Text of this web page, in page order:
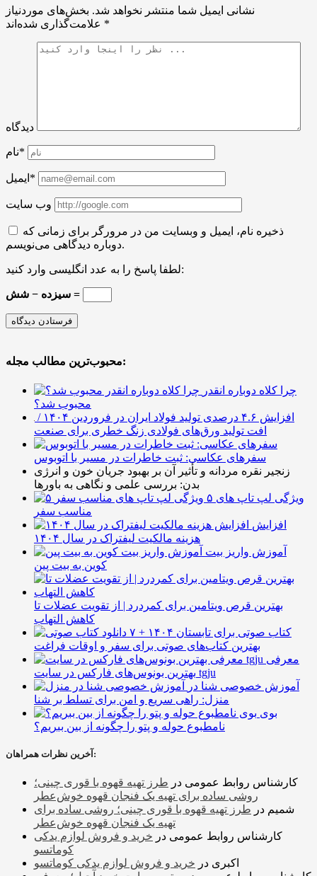
نشانی ایمیل شما منتشر نخواهد شد. بخش‌های موردنیاز
*
دیدگاه
نام*
ایمیل*
وب سایت
ذخیره نام، ایمیل و وبسایت من در مرورگر برای زمانی که
دوباره دیدگاهی می‌نویسم.
لطفا پاسخ را به عدد انگلیسی وارد کنید:
سیزده − شش =
محبوب‌ترین مطالب مجله:
چرا کلاه دوباره انقدر
محبوب شد؟
افزایش ۴.۶ درصدی تولید فولاد ایران در فروردین ۱۴۰۴ /
افت تولید ورق‌های فولادی زنگ خطری برای صنعت
سفرهای عکاسی: ثبت خاطرات در مسیر با اتوبوس
زنجیر نقره مردانه و تأثیر آن بر بهبود جریان خون و انرژی
بدن: بررسی علمی و نگاهی به باورها
۵ ویژگی لپ تاپ های
مناسب سفر
افزایش
هزینه مالکیت لیفتراک در سال ۱۴۰۴
آموزش واریز بیت
کوین به بیت پین
بهترین قرص ویتامین برای کمردرد | از تقویت عضلات تا
کاهش التهاب
۷ کتاب صوتی برای تابستان ۱۴۰۴ +
بهترین کتاب‌های صوتی برای سفر و اوقات فراغت
معرفی
بهترین بونوس‌های فارکس در سایت tgju
آموزش خصوصی شنا در
منزل: راهی سریع و امن برای تسلط بر شنا
بوی
نامطبوع حوله و پتو را چگونه از بین ببریم؟
آخرین نظرات همراهان:
کارشناس روابط عمومی در طرز تهیه قهوه با قوری چینی؛
روشی ساده برای تهیه یک فنجان قهوه خوش‌عطر
شمیم در طرز تهیه قهوه با قوری چینی؛ روشی ساده برای
تهیه یک فنجان قهوه خوش‌عطر
کارشناس روابط عمومی در خرید و فروش لوازم یدکی
کوماتسو
اکبری در خرید و فروش لوازم یدکی کوماتسو